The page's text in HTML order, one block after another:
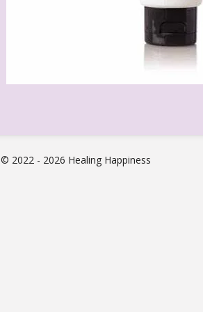
© 2022 - 2026 Healing Happiness